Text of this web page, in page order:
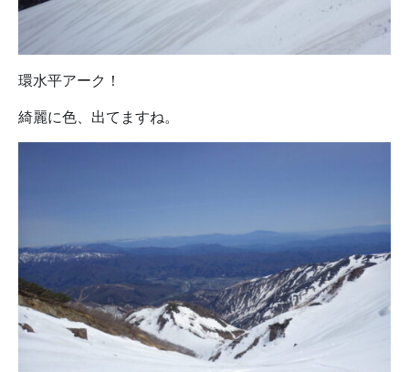
環水平アーク！
綺麗に色、出てますね。